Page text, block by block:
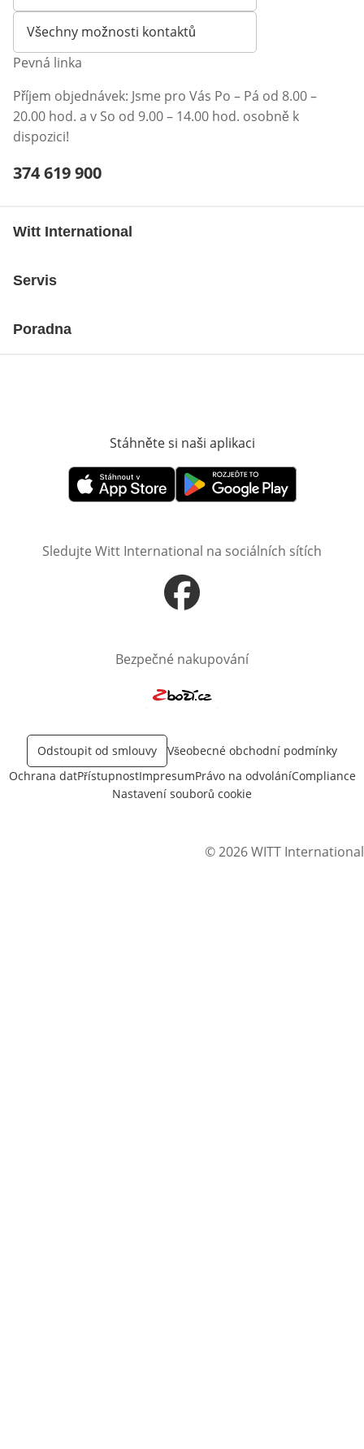
Všechny možnosti kontaktů
Pevná linka
Příjem objednávek: Jsme pro Vás Po – Pá od 8.00 –
20.00 hod. a v So od 9.00 – 14.00 hod. osobně k
dispozici!
Telefonní číslo:
374 619 900
Witt International
Servis
Poradna
Stáhněte si naši aplikaci
Otevře v novém okněOtevře v novém okně
Sledujte Witt International na sociálních sítích
Otevře v novém okně
Bezpečné nakupování
Odstoupit od smlouvy
Všeobecné obchodní podmínky
Ochrana datPřístupnostImpresumPrávo na odvoláníCompliance
Nastavení souborů cookie
© 2026 WITT International